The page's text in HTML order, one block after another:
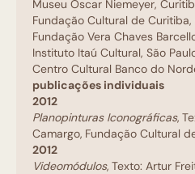
Museu Oscar Niemeyer,
Fundação Cultural de Curitiba,
Fundação Vera Chaves
Instituto Itaú Cultural, São
Centro Cultural Banco do
publicações individuais
2012
Planopinturas Iconográficas,
Camargo, Fundação Cultural
2012
Videomódulos, Texto: Artur